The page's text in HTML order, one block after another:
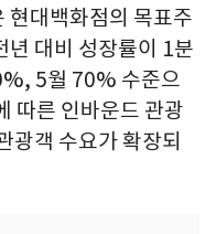
현대백화점의 목표주
대비 성장률이 1분
5월 70% 수준으
따른 인바운드 관광
광객 수요가 확장되